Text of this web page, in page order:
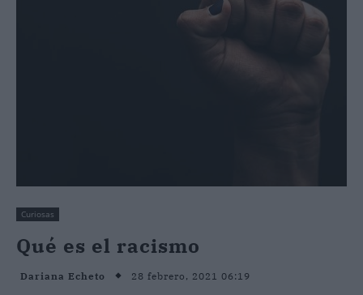
Curiosas
Qué es el racismo
Dariana Echeto 28 febrero, 2021 06:19